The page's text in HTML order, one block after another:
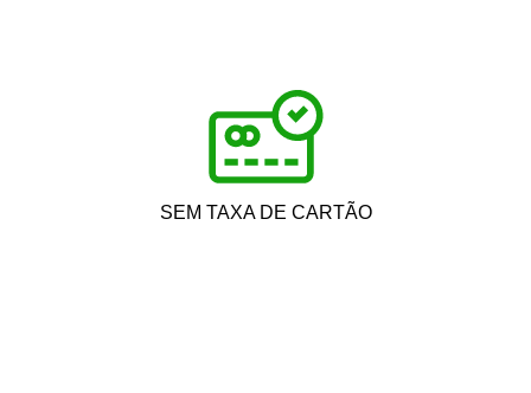
SEM TAXA DE CARTÃO